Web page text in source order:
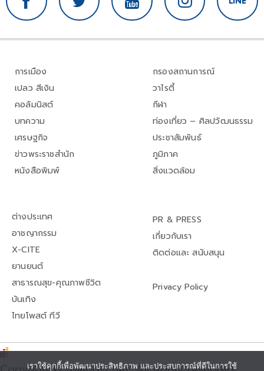
การเมือง
เปลว สีเงิน
คอลัมนิสต์
บทความ
เศรษฐกิจ
ข่าวพระราชสำนัก
หนังสือพิมพ์
กรองสถานการณ์
วาไรตี้
กีฬา
ท่องเที่ยว – ศิลปวัฒนธรรม
ประชาสัมพันธ์
ภูมิภาค
สิ่งแวดล้อม
ต่างประเทศ
อาชญากรรม
X-CITE
ยานยนต์
สาธารณสุข-คุณภาพชีวิต
บันเทิง
ไทยโพสต์ ทีวี
PR & PRESS
เกี่ยวกับเรา
ติดต่อและ สนับสนุน
Privacy Policy
เราใช้คุกกี้เพื่อพัฒนาประสิทธิภาพ และประสบการณ์ที่ดีในการใช้